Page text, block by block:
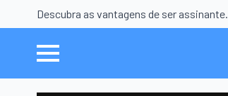
Descubra as vantagens de ser assinante.